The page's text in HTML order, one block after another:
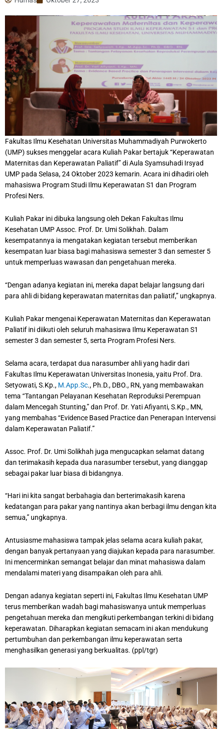
Fakultas Ilmu Kesehatan Universitas Muhammadiyah Purwokerto
(UMP) sukses menggelar acara Kuliah Pakar bertajuk “Keperawatan
Maternitas dan Keperawatan Paliatif” di Aula Syamsuhadi Irsyad
UMP pada Selasa, 24 Oktober 2023 kemarin. Acara ini dihadiri oleh
mahasiswa Program Studi Ilmu Keperawatan S1 dan Program
Profesi Ners.
Kuliah Pakar ini dibuka langsung oleh Dekan Fakultas Ilmu
Kesehatan UMP Assoc. Prof. Dr. Umi Solikhah. Dalam
kesempatannya ia mengatakan kegiatan tersebut memberikan
kesempatan luar biasa bagi mahasiswa semester 3 dan semester 5
untuk memperluas wawasan dan pengetahuan mereka.
“Dengan adanya kegiatan ini, mereka dapat belajar langsung dari
para ahli di bidang keperawatan maternitas dan paliatif,” ungkapnya.
Kuliah Pakar mengenai Keperawatan Maternitas dan Keperawatan
Paliatif ini diikuti oleh seluruh mahasiswa Ilmu Keperawatan S1
semester 3 dan semester 5, serta Program Profesi Ners.
Selama acara, terdapat dua narasumber ahli yang hadir dari
Fakultas Ilmu Keperawatan Universitas Inonesia, yaitu Prof. Dra.
Setyowati, S.Kp., M.App.Sc., Ph.D., DBO., RN, yang membawakan
tema “Tantangan Pelayanan Kesehatan Reproduksi Perempuan
dalam Mencegah Stunting,” dan Prof. Dr. Yati Afiyanti, S.Kp., MN,
yang membahas “Evidence Based Practice dan Penerapan Intervensi
dalam Keperawatan Paliatif.”
Assoc. Prof. Dr. Umi Solikhah juga mengucapkan selamat datang
dan terimakasih kepada dua narasumber tersebut, yang dianggap
sebagai pakar luar biasa di bidangnya.
“Hari ini kita sangat berbahagia dan berterimakasih karena
kedatangan para pakar yang nantinya akan berbagi ilmu dengan kita
semua,” ungkapnya.
Antusiasme mahasiswa tampak jelas selama acara kuliah pakar,
dengan banyak pertanyaan yang diajukan kepada para narasumber.
Ini mencerminkan semangat belajar dan minat mahasiswa dalam
mendalami materi yang disampaikan oleh para ahli.
Dengan adanya kegiatan seperti ini, Fakultas Ilmu Kesehatan UMP
terus memberikan wadah bagi mahasiswanya untuk memperluas
pengetahuan mereka dan mengikuti perkembangan terkini di bidang
keperawatan. Diharapkan kegiatan semacam ini akan mendukung
pertumbuhan dan perkembangan ilmu keperawatan serta
menghasilkan generasi yang berkualitas. (ppl/tgr)